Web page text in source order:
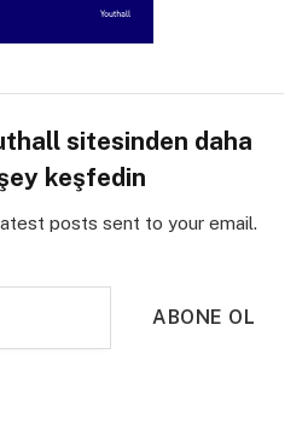
sitesinden daha
keşfedin
posts sent to your email.
ABONE OL